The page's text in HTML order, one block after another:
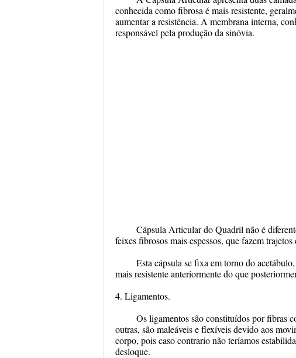
conhecida como fibrosa é mais resistente,
aumentar a resistência. A membrana interna,
responsável pela produção da sinóvia.
Cápsula Articular do Quadril não é
feixes fibrosos mais espessos, que fazem
Esta cápsula se fixa em torno do
mais resistente anteriormente do que
4. Ligamentos.
Os ligamentos são constituídos por fibras
outras, são maleáveis e flexíveis devido aos
corpo, pois caso contrario não teríamos
desloque.